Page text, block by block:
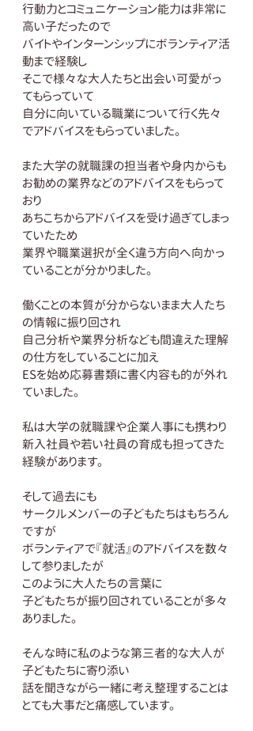
行動力とコミュニケーション能力は非常に
高い子だったので
バイトやインターンシップにボランティア活
動まで経験し
そこで様々な大人たちと出会い可愛がっ
てもらっていて
自分に向いている職業について行く先々
でアドバイスをもらっていました。
また大学の就職課の担当者や身内からも
お勧めの業界などのアドバイスをもらって
おり
あちこちからアドバイスを受け過ぎてしまっ
ていたため
業界や職業選択が全く違う方向へ向かっ
ていることが分かりました。
働くことの本質が分からないまま大人たち
の情報に振り回され
自己分析や業界分析なども間違えた理解
の仕方をしていることに加え
ESを始め応募書類に書く内容も的が外れ
ていました。
私は大学の就職課や企業人事にも携わり
新入社員や若い社員の育成も担ってきた
経験があります。
そして過去にも
サークルメンバーの子どもたちはもちろん
ですが
ボランティアで『就活』のアドバイスを数々
して参りましたが
このように大人たちの言葉に
子どもたちが振り回されていることが多々
ありました。
そんな時に私のような第三者的な大人が
子どもたちに寄り添い
話を聞きながら一緒に考え整理することは
とても大事だと痛感しています。